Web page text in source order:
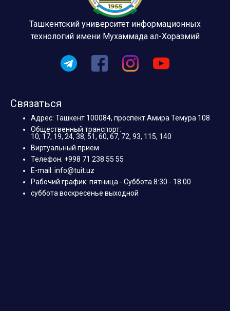
Ташкентский университет информационных
технологий имени Мухаммада ал-Хоразмий
Связаться
Адрес: Ташкент 100084, проспект Амира Темура 108
Общественный транспорт:
10, 17, 19, 24, 38, 51, 60, 67, 72, 93, 115, 140
Виртуальный прием
Телефон: +998 71 238 55 55
E-mail: info@tuit.uz
Рабочий график: пятница - Суббота 8:30 - 18:00
суббота воскресенье выходной